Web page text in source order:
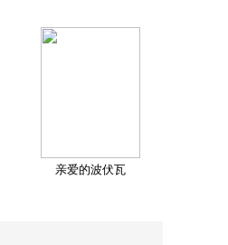
亲爱的波伏瓦